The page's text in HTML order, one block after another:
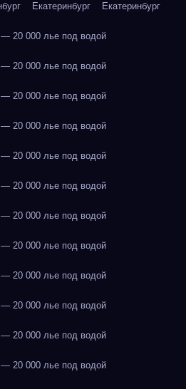
Екатеринбург Екатеринбург
20 000 лье под водой
20 000 лье под водой
20 000 лье под водой
20 000 лье под водой
20 000 лье под водой
20 000 лье под водой
20 000 лье под водой
20 000 лье под водой
20 000 лье под водой
20 000 лье под водой
20 000 лье под водой
20 000 лье под водой